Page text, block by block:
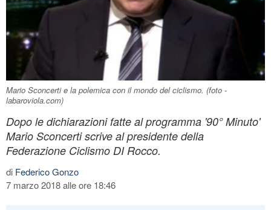
Mario Sconcerti e la polemica con il mondo del ciclismo. (foto -
labaroviola.com)
Dopo le dichiarazioni fatte al programma '90° Minuto'
Mario Sconcerti scrive al presidente della
Federazione Ciclismo DI Rocco.
di Federico Gonzo
7 marzo 2018 alle ore 18:46